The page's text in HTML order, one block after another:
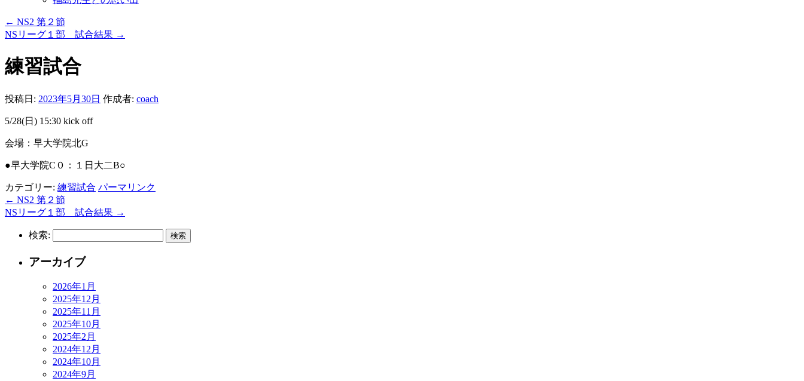
← NS2 第２節
NSリーグ１部 試合結果 →
練習試合
投稿日: 2023年5月30日 作成者: coach
5/28(日) 15:30 kick off
会場：早大学院北G
●早大学院C０：１日大二B○
カテゴリー: 練習試合 パーマリンク
← NS2 第２節
NSリーグ１部 試合結果 →
検索:
アーカイブ
2026年1月
2025年12月
2025年11月
2025年10月
2025年2月
2024年12月
2024年10月
2024年9月